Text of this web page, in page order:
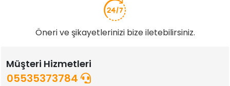
Öneri ve şikayetlerinizi bize iletebilirsiniz.
Müşteri Hizmetleri
05535373784